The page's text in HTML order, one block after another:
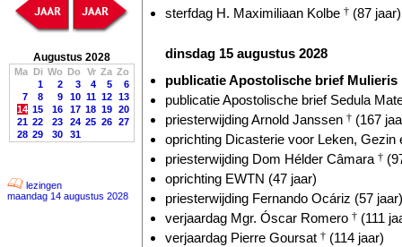
Augustus 2028
Ma Di Wo Do Vr Za Zo
1
2 3 4 5
6
7
8 9 10 11 12 13
14 15 16 17 18 19 20
21 22 23 24 25 26 27
28 29 30 31
lezingen
maandag 14 augustus 2028
sterfdag H. Maximiliaan Kolbe † (87 jaar)
dinsdag 15 augustus 2028
publicatie Apostolische brief Mulieris
publicatie Apostolische brief Sedula
priesterwijding Arnold Janssen † (167
oprichting Dicasterie voor Leken, Gezin
priesterwijding Dom Hélder Câmara †
oprichting EWTN (47 jaar)
priesterwijding Fernando Ocáriz (57 jaar)
verjaardag Mgr. Óscar Romero † (111
verjaardag Pierre Goursat † (114 jaar)